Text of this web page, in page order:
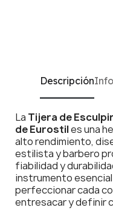
Descripción
La Tijera de
de Eurostiles una
alto rendimiento,
estilista y barbero
fiabilidad y
instrumento
perfeccionar cada
entresacar y definir